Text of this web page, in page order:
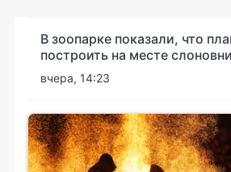
В зоопарке показали, что
построить на месте
вчера, 14:23